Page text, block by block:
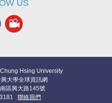
US
Hsing University
大學全球資訊網
區興大路145號
聯絡我們